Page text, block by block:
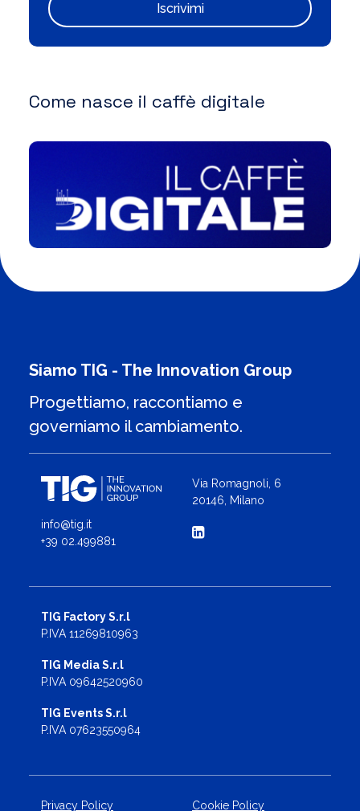
Iscrivimi
Come nasce il caffè digitale
Siamo TIG - The Innovation Group
Progettiamo, raccontiamo e
governiamo il cambiamento.
info@tig.it
+39 02.499881
Via Romagnoli, 6
20146, Milano
TIG Factory S.r.l
P.IVA 11269810963
TIG Media S.r.l
P.IVA 09642520960
TIG Events S.r.l
P.IVA 07623550964
Privacy Policy Cookie Policy